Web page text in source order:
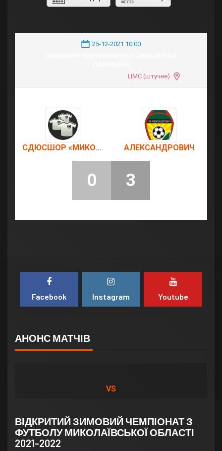
25-12-2021 10:00
ЦМС (штучне)
СДЮСШОР «МИКОЛАЇВ» U-16-2 АЛЕКСАНДРОВИЧ
0 3
Facebook Instagram Youtube
АНОНС МАТЧІВ
VS
ВІДКРИТИЙ ЗИМОВИЙ ЧЕМПІОНАТ З
ФУТБОЛУ МИКОЛАЇВСЬКОЇ ОБЛАСТІ
2021-2022